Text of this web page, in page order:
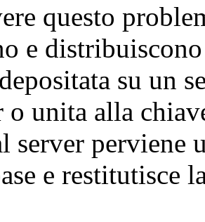
questo
e
su un
o unita alla
server perviene
e restitutisce